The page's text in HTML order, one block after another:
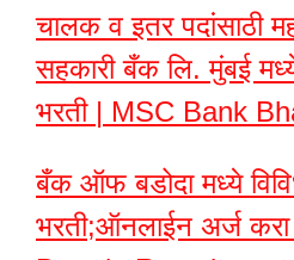
चालक व इतर पदांसाठी
सहकारी बँक लि. मुंबई
भरती | MSC Bank
बँक ऑफ बडोदा मध्ये
भरती;ऑनलाईन अर्ज